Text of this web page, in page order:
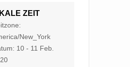
ZEIT
New_York
10 - 11 Feb.